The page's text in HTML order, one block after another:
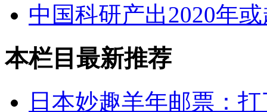
中国科研产出2020年
本栏目最新推荐
日本妙趣羊年邮票：